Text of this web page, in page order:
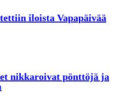
iloista Vapapäivää
nikkaroivat pönttöjä ja